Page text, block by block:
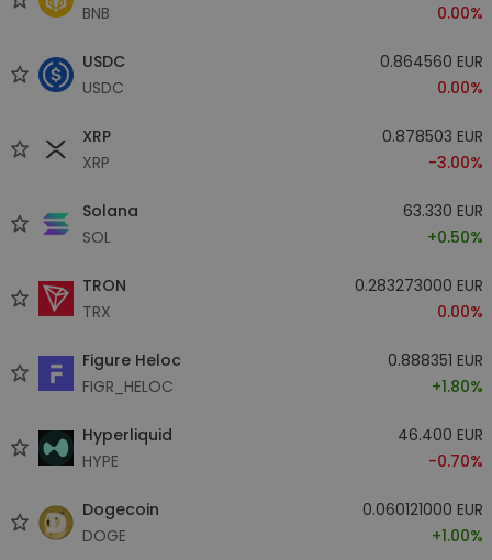
BNB
0.00%
USDC
USDC
0.864560 EUR
0.00%
XRP
XRP
0.878503 EUR
-3.00%
Solana
SOL
63.330 EUR
+0.50%
TRON
TRX
0.283273000 EUR
0.00%
Figure Heloc
FIGR_HELOC
0.888351 EUR
+1.80%
Hyperliquid
HYPE
46.400 EUR
-0.70%
Dogecoin
DOGE
0.060121000 EUR
+1.00%